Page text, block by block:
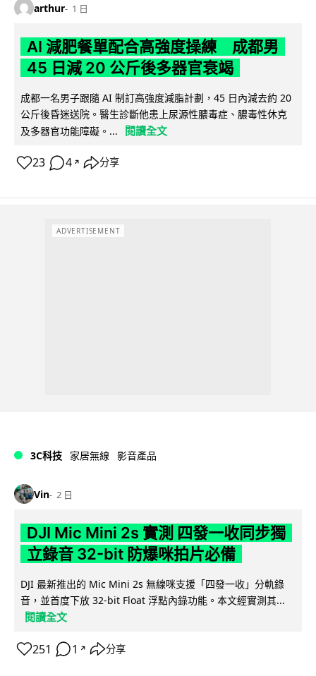
arthur 1 日
AI 減肥餐單配合高強度操練 成都男
45 日減 20 公斤後多器官衰竭
成都一名男子跟隨 AI 制訂高強度減脂計劃，45 日內減去約 20
公斤後昏迷送院。醫生診斷他患上尿源性膿毒症、膿毒性休克
及多器官功能障礙。...
閱讀全文
23 4 ↗ 分享
ADVERTISEMENT
3C科技 家居無線 影音產品
Vin 2 日
DJI Mic Mini 2s 實測 四發一收同步獨
立錄音 32-bit 防爆咪拍片必備
DJI 最新推出的 Mic Mini 2s 無線咪支援「四發一收」分軌錄
音，並首度下放 32-bit Float 浮點內錄功能。本文經實測其...
閱讀全文
251 1 ↗ 分享